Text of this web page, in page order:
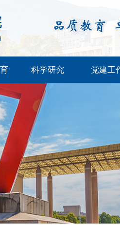
科学研究 党建工